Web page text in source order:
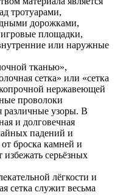
тротуарами,
дорожками,
площадки,
или наружные
тканью»,
сетка» или «сетка
нержавеющей
проволоки
различные узоры. В
и долговечная
падений и
броска камней и
избежать серьёзных
лёгкости и
сетка служит весьма